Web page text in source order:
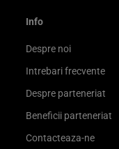
Info
Despre noi
Intrebari frecvente
Despre parteneriat
Beneficii parteneriat
Contacteaza-ne